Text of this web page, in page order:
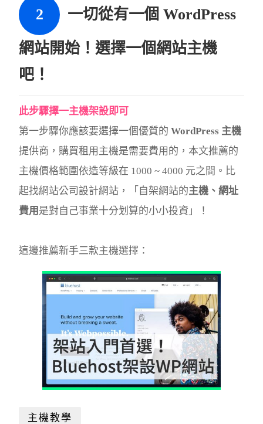
一切從有一個 WordPress
網站開始！選擇一個網站主機
吧！
此步驟擇一主機架設即可
第一步驟你應該要選擇一個優質的 WordPress 主機
提供商，購買租用主機是需要費用的，本文推薦的
主機價格範圍依造等級在 1000 ~ 4000 元之間。比
起找網站公司設計網站，「自架網站的主機、網址
費用 是對自己事業十分划算的小小投資」！
這邊推薦新手三款主機選擇：
主機教學